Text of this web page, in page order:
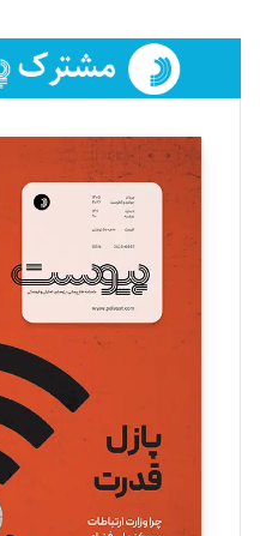
فائزه فتحی
تحریریه
سروش کرمیان
تحریریه
مینا پاکدل
یسنا امان‌پور
تحریریه